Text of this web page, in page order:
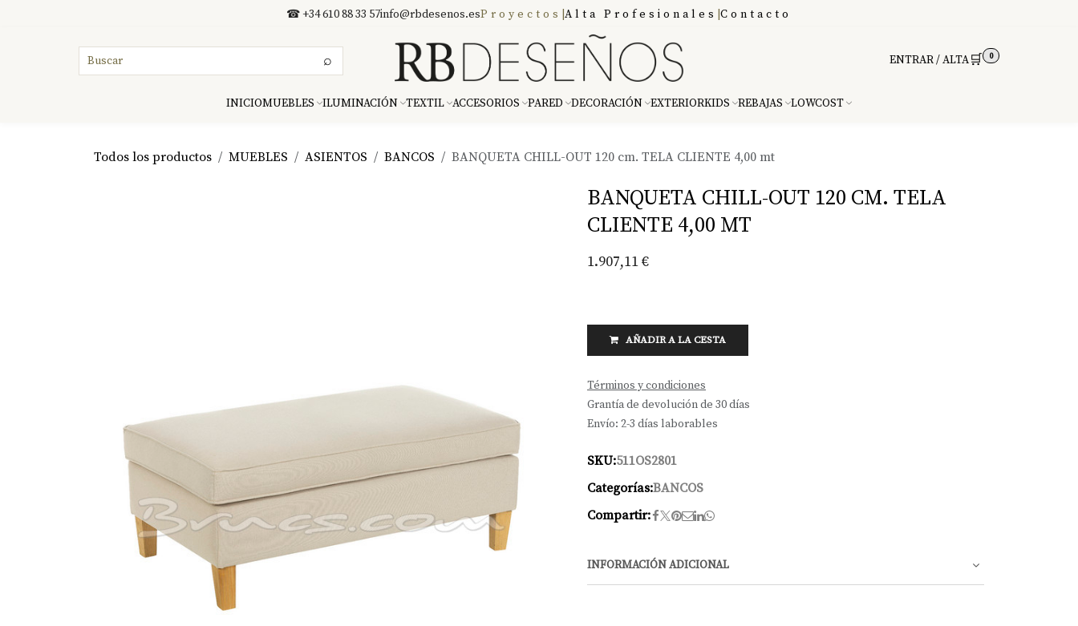
☎ +34 610 88 33 57info@rbdesenos.esProyectos Alta Profesionales Contacto
⌕ ENTRAR / ALTA🛒 0
INICIOMUEBLES ILUMINACIÓN TEXTIL ACCESORIOS PARED DECORACIÓN EXTERIORKIDS REBAJAS LOWCOST
Todos los productos MUEBLES ASIENTOS BANCOS BANQUETA CHILL-OUT 120 cm. TELA CLIENTE 4,00 mt
BANQUETA CHILL-OUT 120 CM. TELA
CLIENTE 4,00 MT
1.907,11€
AÑADIR A LA CESTA
Términos y condiciones
Grantía de devolución de 30 días
Envío: 2-3 días laborables
SKU:511OS2801
Categorías:BANCOS
Compartir:
INFORMACIÓN ADICIONAL